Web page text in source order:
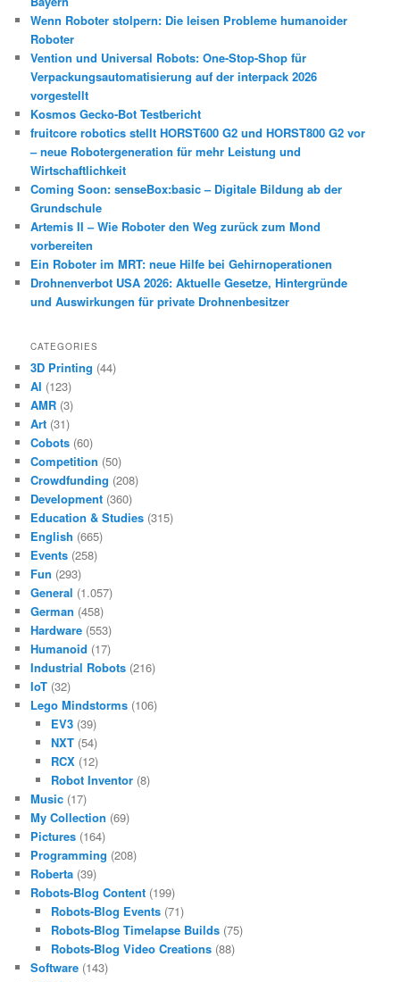
Wenn Roboter stolpern: Die leisen Probleme humanoider
Roboter
Vention und Universal Robots: One-Stop-Shop für
Verpackungsautomatisierung auf der interpack 2026
vorgestellt
Kosmos Gecko-Bot Testbericht
fruitcore robotics stellt HORST600 G2 und HORST800 G2 vor
– neue Robotergeneration für mehr Leistung und
Wirtschaftlichkeit
Coming Soon: senseBox:basic – Digitale Bildung ab der
Grundschule
Artemis II – Wie Roboter den Weg zurück zum Mond
vorbereiten
Ein Roboter im MRT: neue Hilfe bei Gehirnoperationen
Drohnenverbot USA 2026: Aktuelle Gesetze, Hintergründe
und Auswirkungen für private Drohnenbesitzer
CATEGORIES
3D Printing (44)
AI (123)
AMR (3)
Art (31)
Cobots (60)
Competition (50)
Crowdfunding (208)
Development (360)
Education & Studies (315)
English (665)
Events (258)
Fun (293)
General (1.057)
German (458)
Hardware (553)
Humanoid (17)
Industrial Robots (216)
IoT (32)
Lego Mindstorms (106)
EV3(39)
NXT(54)
RCX(12)
Robot Inventor(8)
Music (17)
My Collection (69)
Pictures (164)
Programming (208)
Roberta (39)
Robots-Blog Content (199)
Robots-Blog Events(71)
Robots-Blog Timelapse Builds(75)
Robots-Blog Video Creations(88)
Software (143)